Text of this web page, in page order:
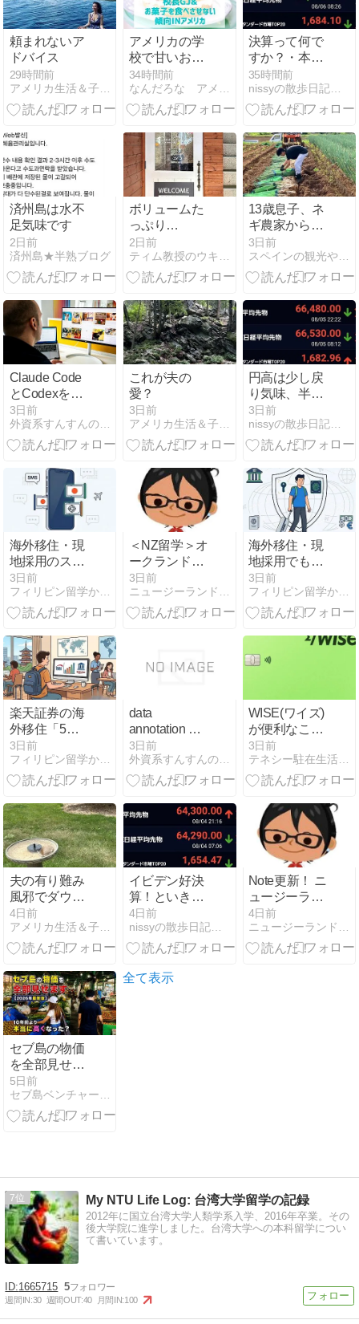
頼まれないア
ドバイス
29時間前
アメリカの学
校で甘いお菓
子が制限され
ることも？誕
生日・スナッ
ー配慮の文化
紹介
34時間前
決算って何で
すか？・本日
の日本株
35時間前
nissyの散歩日記＋α〜韓国留学編〜
済州島は水不
足気味です
2日前
済州島★半熟ブログ
ボリュームた
っぷり
「Como
Seimpre」
2日前
13歳息子、ネ
ギ農家から帰
ってきた—海
外在住ママが
見た「前と
3日前
Claude Code
とCodexを活
用したタスク
管理の方法
3日前
外資系すんすんの秘密メモ｜人生を豊かにする考え方と戦略
これが夫の
愛？
3日前
アメリカ生活＆子育て、恋愛、国際再婚日記
円高は少し戻
り気味、半導
体関連は強
い！・本日の
日本株
3日前
nissyの散歩日記＋α〜韓国留学編〜
海外移住・現
地採用のスマ
ホはどうす
る？日本の番
号維持・解
SIM（povo・
楽天）の最適
解
3日前
フィリピン留学からの。
＜NZ留学＞オ
ークランド
Auckland
English
Academy アク
3日前
ニュージーランド留学の無料相談
海外移住・現
地採用でも口
座維持できる
日本の銀行全
6選！非居住
比較・注意点
まとめ
3日前
フィリピン留学からの。
楽天証券の海
外移住「5年
ルール」を徹
底解説！
NISA・株はど
点と手続きの
流れ
3日前
フィリピン留学からの。
data
annotation バ
イトで在宅副
業を始める方
法と報酬
3日前
外資系すんすんの秘密メモ｜人生を豊かにする考え方と戦略
WISE(ワイズ)
が便利なこと
に今さら気付
いた
3日前
テネシー駐在生活→息子のカリフォルニア留学
夫の有り難み
風邪でダウン
中
4日前
アメリカ生活＆子育て、恋愛、国際再婚日記
イビデン好決
算！といきな
り強くなった
半導体・電線
株・本日の日
4日前
nissyの散歩日記＋α〜韓国留学編〜
Note更新！ ニ
ュージーラン
ド中学高校留
学にかかる費
用 ホークスベ
4日前
ニュージーランド留学の無料相談
セブ島の物価
を全部見せま
す【2026年最
新版】10年前
より本当に高
5日前
セブ島ベンチャー社長ブログ / 寺本雄平
全て表示
7 My NTU Life Log: 台湾大学留学の記録
2012年に国立台湾大学人類学系入学、2016年卒業。その
後大学院に進学しました。台湾大学への本科留学につい
て書いています。
1665715 5
週間IN:30 週間OUT:40 月間IN:100